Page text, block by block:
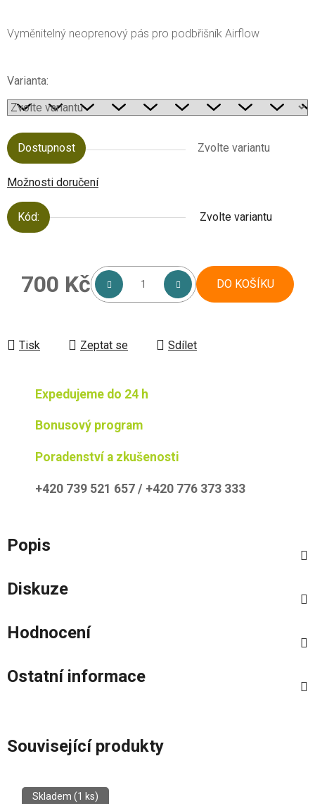
Vyměnitelný neoprenový pás pro podbřišník Airflow
Varianta:
Dostupnost Zvolte variantu
Možnosti doručení
Kód: Zvolte variantu
700 Kč DO KOŠÍKU
Tisk Zeptat se Sdílet
Expedujeme do 24 h
Bonusový program
Poradenství a zkušenosti
+420 739 521 657 / +420 776 373 333
Popis
Diskuze
Hodnocení
Ostatní informace
Související produkty
Skladem (1 ks)